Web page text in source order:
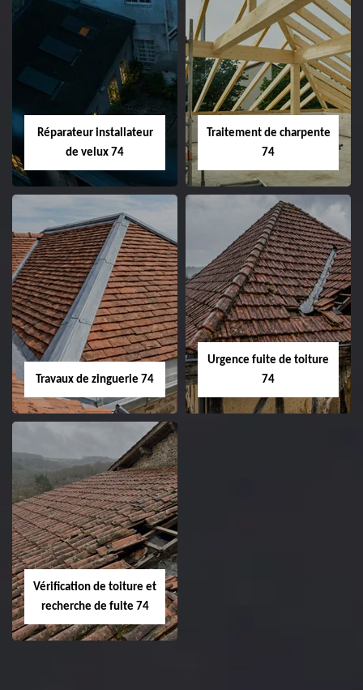
Réparateur installateur
de velux 74
Traitement de charpente
74
Travaux de zinguerie 74
Urgence fuite de toiture
74
Vérification de toiture et
recherche de fuite 74